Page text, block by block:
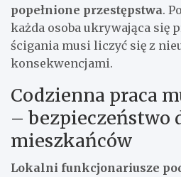
popełnione przestępstwa.
każda osoba ukrywająca się
ścigania musi liczyć się z
konsekwencjami.
Codzienna praca
– bezpieczeństwo
mieszkańców
Lokalni funkcjonariusze